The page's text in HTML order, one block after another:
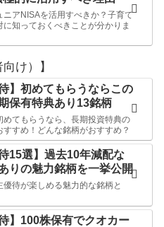
ニアNISAを活用すべきか？子育て
に知っておくべきことが分かりま
け）】
】初めてもらうならこの
保有特典あり13銘柄
めてもらうなら、長期投資特典の
すすめ！どんな銘柄がおすすめ？
15選】過去10年減配な
りの魅力銘柄を一挙公開
優待が楽しめる魅力的な銘柄と
】100株保有でクオカー